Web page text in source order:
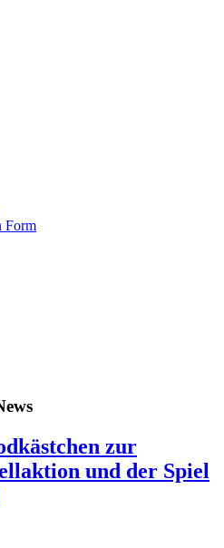
Form
zur
und der Spiel